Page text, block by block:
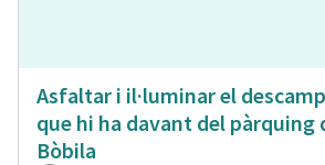
Asfaltar i il·luminar el
que hi ha davant del pàrquing
Bòbila